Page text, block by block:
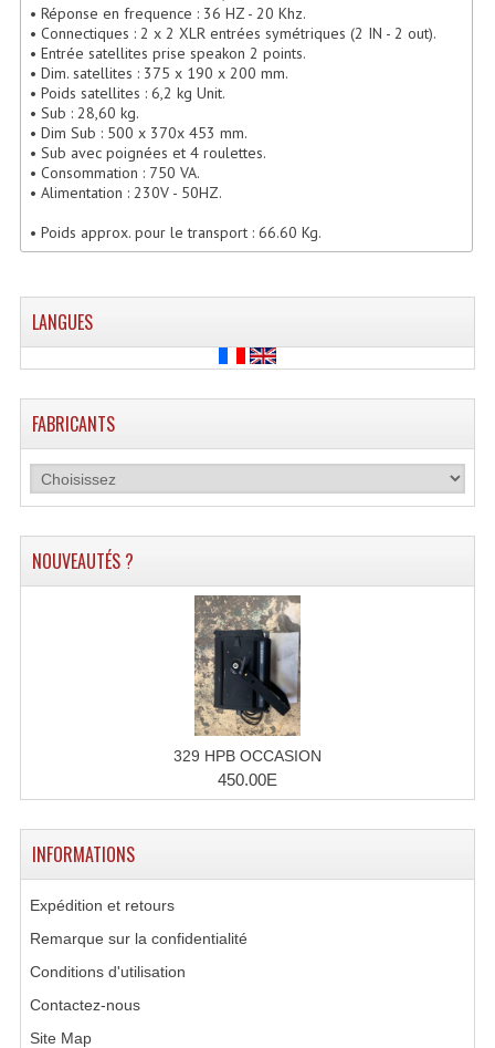
Lecteurs Cd À Plats
Lecteurs Cd À Plats Lecteur MP3
Lecteurs Double Cd Mixage Intégrée
Lecteurs Double Cd MP3
Lecteurs Lasers Simple Et Mp3 (rack 19")
Minidisc
Digital Package Et Logiciel
Micro Sans Fil HF VHF 200MHZ
Micro Sans Fil HF UHF 800MHZ
Micros De Studio
Microphones De Surface
Portes Voix Mégaphones
Pupitre Pour Discours
Samplers, Échantillonneurs
• Réponse en frequence : 36 HZ - 20 Khz.
• Connectiques : 2 x 2 XLR entrées symétriques (2 IN - 2 out).
• Entrée satellites prise speakon 2 points.
• Dim. satellites : 375 x 190 x 200 mm.
• Poids satellites : 6,2 kg Unit.
• Sub : 28,60 kg.
• Dim Sub : 500 x 370x 453 mm.
• Sub avec poignées et 4 roulettes.
• Consommation : 750 VA.
• Alimentation : 230V - 50HZ.
• Poids approx. pour le transport : 66.60 Kg.
LANGUES
FABRICANTS
NOUVEAUTÉS ?
329 HPB OCCASION
450.00E
INFORMATIONS
Expédition et retours
Remarque sur la confidentialité
Conditions d'utilisation
Contactez-nous
Site Map